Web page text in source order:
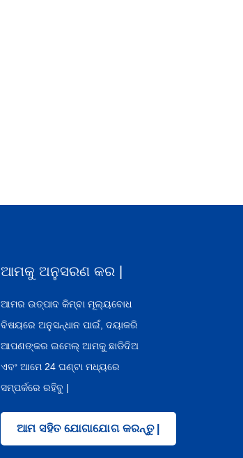
ଆମକୁ ଅନୁସରଣ କର |
ଆମର ଉତ୍ପାଦ କିମ୍ବା ମୂଲ୍ୟବୋଧ
ବିଷୟରେ ଅନୁସନ୍ଧାନ ପାଇଁ, ଦୟାକରି
ଆପଣଙ୍କର ଇମେଲ୍ ଆମକୁ ଛାଡିଦିଅ
ଏବଂ ଆମେ 24 ଘଣ୍ଟା ମଧ୍ୟରେ
ସମ୍ପର୍କରେ ରହିବୁ |
ଆମ ସହିତ ଯୋଗାଯୋଗ କରନ୍ତୁ |